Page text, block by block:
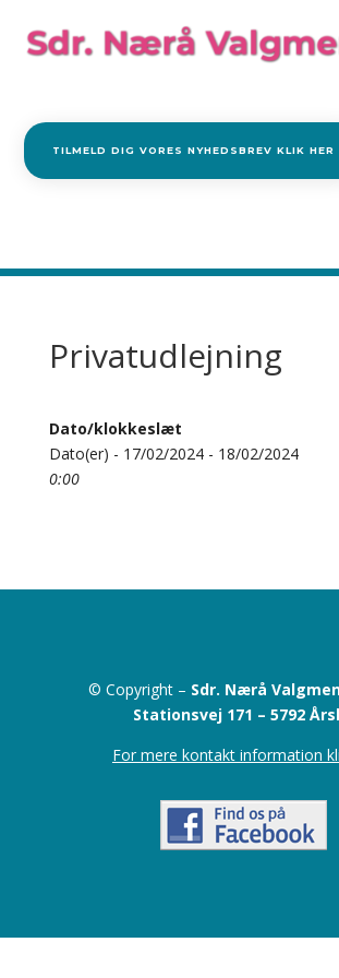
TILMELD DIG VORES NYHEDSBREV KLIK HER
Privatudlejning
Dato/klokkeslæt
Dato(er) - 17/02/2024 - 18/02/2024
0:00
© Copyright – Sdr. Nærå
Stationsvej 171 –5792
For mere kontakt information